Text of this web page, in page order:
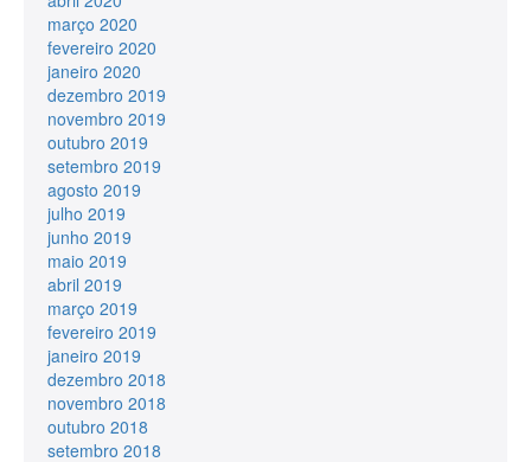
março 2020
fevereiro 2020
janeiro 2020
dezembro 2019
novembro 2019
outubro 2019
setembro 2019
agosto 2019
julho 2019
junho 2019
maio 2019
abril 2019
março 2019
fevereiro 2019
janeiro 2019
dezembro 2018
novembro 2018
outubro 2018
setembro 2018